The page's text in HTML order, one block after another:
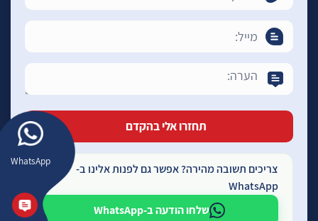
WhatsApp
צריכים תשובה מהירה? אפשר גם לפנות אלינו ב-
WhatsApp
שלחו הודעה ב-WhatsApp